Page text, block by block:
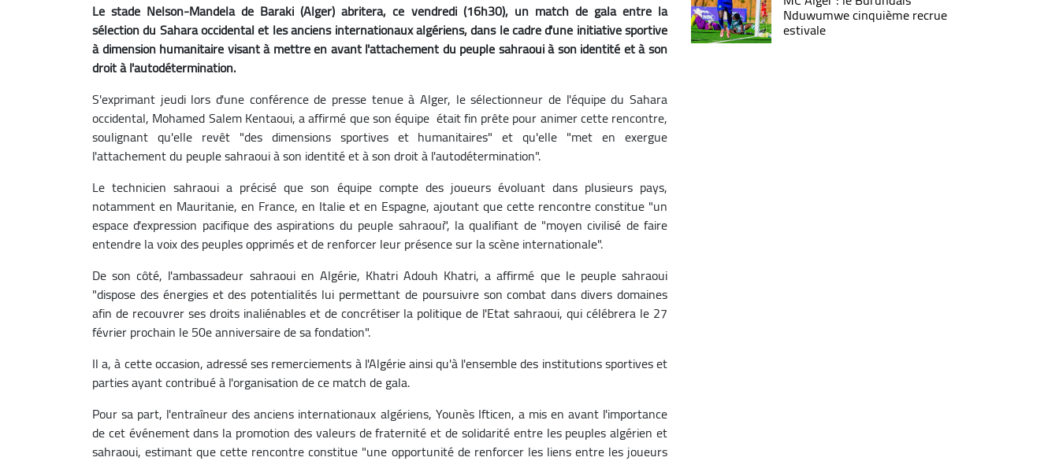
Le stade Nelson-Mandela de Baraki (Alger) abritera, ce vendredi (16h30), un match de gala entre la
sélection du Sahara occidental et les anciens internationaux algériens, dans le cadre d'une initiative sportive
à dimension humanitaire visant à mettre en avant l'attachement du peuple sahraoui à son identité et à son
droit à l'autodétermination.
S'exprimant jeudi lors d'une conférence de presse tenue à Alger, le sélectionneur de l'équipe du Sahara
occidental, Mohamed Salem Kentaoui, a affirmé que son équipe était fin prête pour animer cette rencontre,
soulignant qu'elle revêt "des dimensions sportives et humanitaires" et qu'elle "met en exergue
l'attachement du peuple sahraoui à son identité et à son droit à l'autodétermination".
Le technicien sahraoui a précisé que son équipe compte des joueurs évoluant dans plusieurs pays,
notamment en Mauritanie, en France, en Italie et en Espagne, ajoutant que cette rencontre constitue "un
espace d'expression pacifique des aspirations du peuple sahraoui", la qualifiant de "moyen civilisé de faire
entendre la voix des peuples opprimés et de renforcer leur présence sur la scène internationale".
De son côté, l'ambassadeur sahraoui en Algérie, Khatri Adouh Khatri, a affirmé que le peuple sahraoui
"dispose des énergies et des potentialités lui permettant de poursuivre son combat dans divers domaines
afin de recouvrer ses droits inaliénables et de concrétiser la politique de l'Etat sahraoui, qui célébrera le 27
février prochain le 50e anniversaire de sa fondation".
Il a, à cette occasion, adressé ses remerciements à l'Algérie ainsi qu'à l'ensemble des institutions sportives et
parties ayant contribué à l'organisation de ce match de gala.
Pour sa part, l'entraîneur des anciens internationaux algériens, Younès Ifticen, a mis en avant l'importance
de cet événement dans la promotion des valeurs de fraternité et de solidarité entre les peuples algérien et
sahraoui, estimant que cette rencontre constitue "une opportunité de renforcer les liens entre les joueurs
Nduwumwe cinquième recrue
estivale